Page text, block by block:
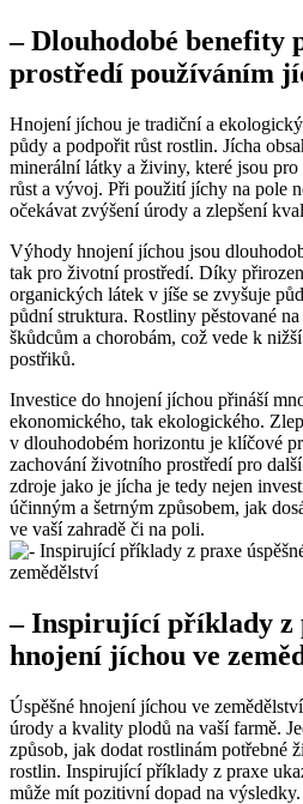
– Dlouhodobé benefity
prostředí používáním
Hnojení jíchou je tradiční a⁢
půdy a podpořit růst rostlin. Jícha
minerální látky a živiny, které jsou
růst a vývoj. Při použití jíchy ⁣na⁤ pole
očekávat zvýšení úrody a zlepšení
Výhody hnojení jíchou jsou
⁤tak​ pro životní prostředí. Díky
organických‍ látek v ⁢jíše se zvyšuje
půdní struktura. Rostliny pěstované
škůdcům a chorobám, což vede k
postřiků.
Investice do hnojení jíchou přináší
ekonomického, tak ekologického.⁣
⁣v dlouhodobém horizontu⁢ je klíčové
zachování životního prostředí pro
zdroje jako je jícha ⁣je tedy nejen
‍účinným a‍ šetrným způsobem, jak
ve vaší⁢ zahradě či na poli.
– Inspirující příklady z
hnojení jíchou ve
Úspěšné hnojení jíchou⁤ ve
úrody a kvality plodů‍ na vaší‌ farmě.
způsob, jak dodat rostlinám‍ potřebné
rostlin. ⁢Inspirující příklady ⁢z praxe
může mít pozitivní dopad na výsledky.